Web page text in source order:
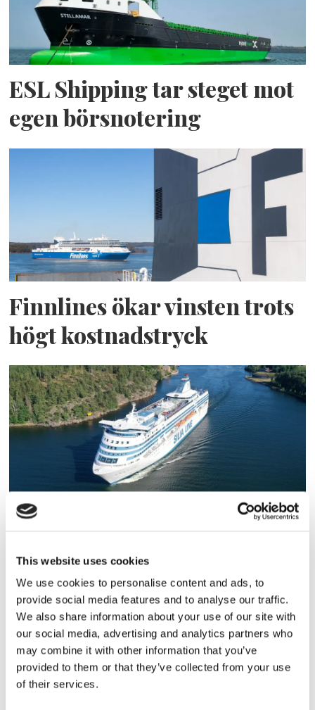
This website uses cookies
We use cookies to personalise content and ads, to
provide social media features and to analyse our traffic.
We also share information about your use of our site with
our social media, advertising and analytics partners who
may combine it with other information that you’ve
provided to them or that they’ve collected from your use
of their services.
ESL Shipping tar steget mot
egen börsnotering
Finnlines ökar vinsten trots
högt kostnadstryck
Tallink lyfter halvåret trots
pressade kostnader